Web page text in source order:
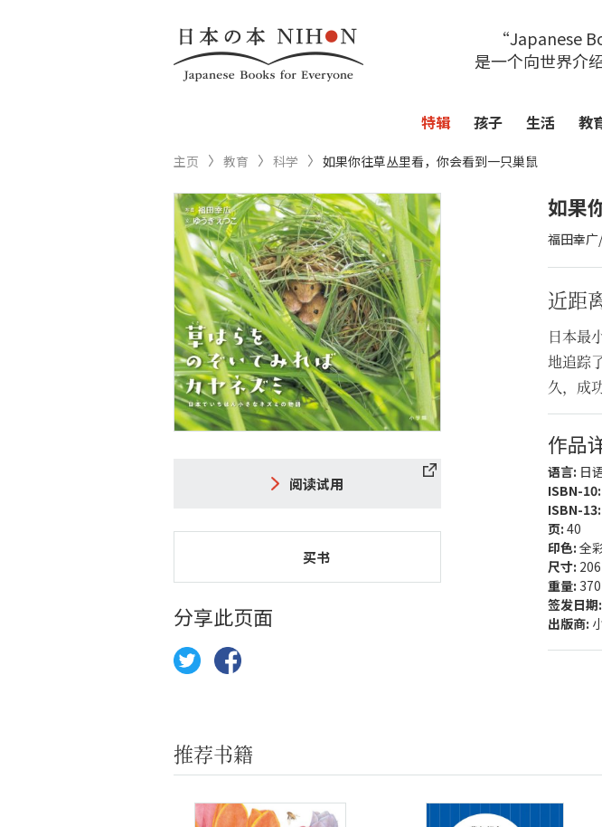
“Japanese
是一个向世界介
特辑 孩子 生活 教
主页 教育 科学 如果你往草丛里看，你会看到一只巢鼠
如果
福田幸
近距
日本最
地追踪
久，成
作品
语言: 日
ISBN-10:
ISBN-13:
页: 40
印色: 全
尺寸:
重量:
签发日期:
出版商:
阅读试用
买书
分享此页面
推荐书籍